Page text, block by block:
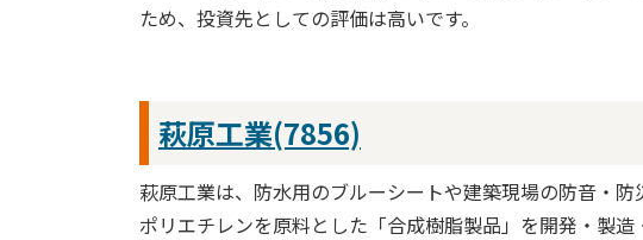
ため、投資先としての評価は高いです。
萩原工業(7856)
萩原工業は、防水用のブルーシートや建築現場の防音・
ポリエチレンを原料とした「合成樹脂製品」を開発・製